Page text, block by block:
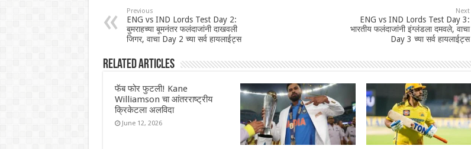
Previous
ENG vs IND Lords Test Day 2:
बुमराहच्या बूमनंतर फलंदाजांनी दाखवली
जिगर, वाचा Day 2 च्या सर्व हायलाईट्स
Next
ENG vs IND Lords Test Day 3:
भारतीय फलंदाजांनी इंग्लंडला दमवले, वाचा
Day 3 च्या सर्व हायलाईट्स
Related Articles
फॅब फोर फुटली! Kane
Williamson चा आंतरराष्ट्रीय
क्रिकेटला अलविदा
June 12, 2026